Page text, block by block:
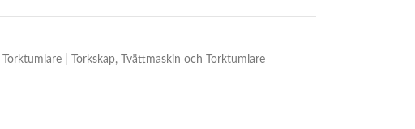
Torktumlare | Torkskap,
Tvättmaskin och Torktumlare